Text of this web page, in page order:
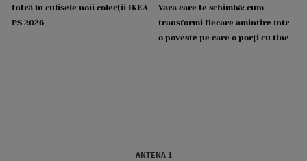
Intră în culisele noii colecții IKEA
PS 2026
Vara care te schimbă: cum
transformi fiecare amintire într-
o poveste pe care o porți cu tine
ANTENA 1